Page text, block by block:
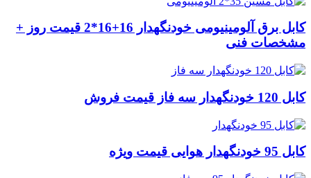
کابل برق آلومینیومی خودنگهدار 16+16*2 قیمت روز +
مشخصات فنی
کابل 120 خودنگهدار سه فاز قیمت فروش
کابل 95 خودنگهدار هوایی قیمت ویژه